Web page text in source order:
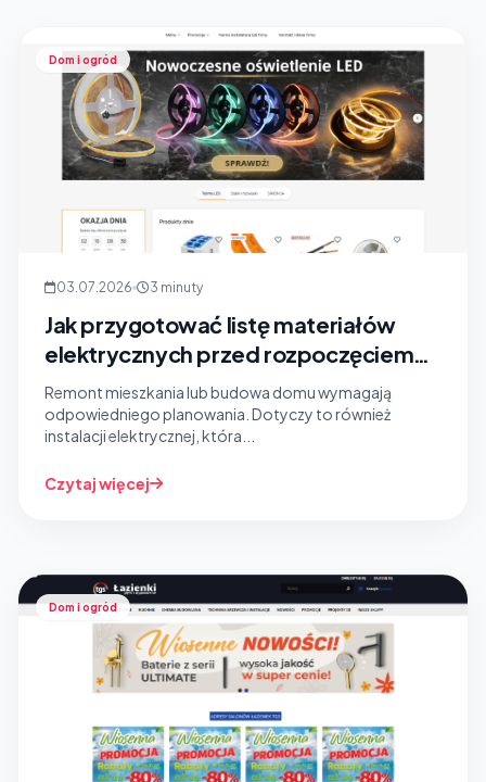
Dom i ogród
03.07.2026 3 minuty
Jak przygotować listę materiałów
elektrycznych przed rozpoczęciem
remontu?
Remont mieszkania lub budowa domu wymagają
odpowiedniego planowania. Dotyczy to również
instalacji elektrycznej, która...
Czytaj więcej
Dom i ogród